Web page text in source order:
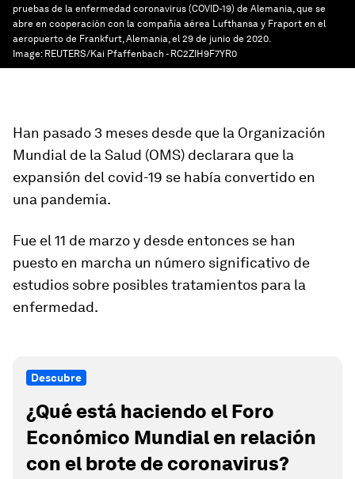
pruebas de la enfermedad coronavirus (COVID-19) de Alemania, que se
abre en cooperación con la compañía aérea Lufthansa y Fraport en el
aeropuerto de Frankfurt, Alemania, el 29 de junio de 2020.
Image: REUTERS/Kai Pfaffenbach - RC2ZIH9F7YR0
Han pasado 3 meses desde que la Organización
Mundial de la Salud (OMS) declarara que la
expansión del covid-19 se había convertido en
una pandemia.
Fue el 11 de marzo y desde entonces se han
puesto en marcha un número significativo de
estudios sobre posiblestratamientos para la
enfermedad.
Descubre
¿Qué está haciendo el Foro
Económico Mundial en relación
con el brote de coronavirus?